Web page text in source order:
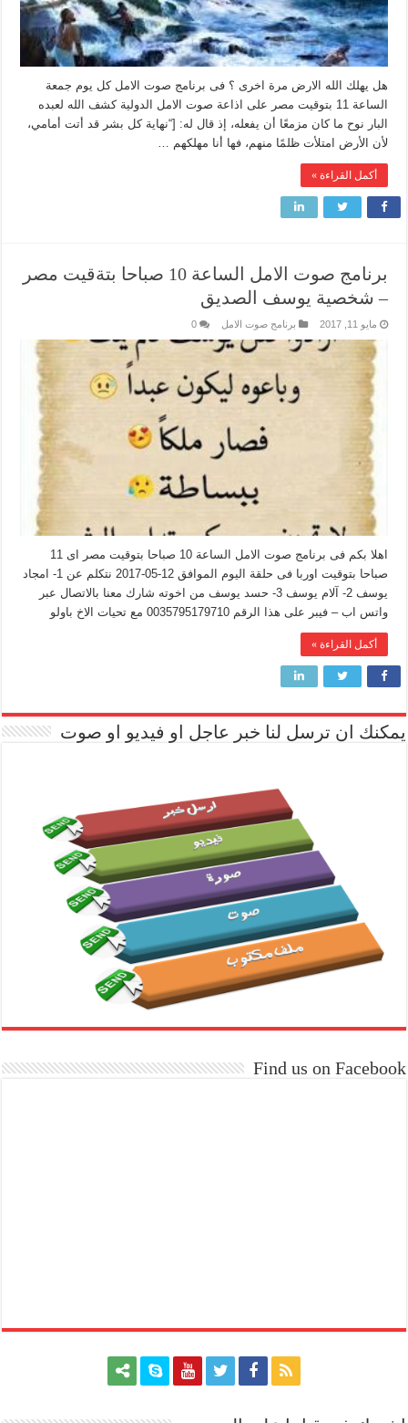
هل يهلك الله الارض مرة اخرى ؟ فى برنامج صوت الامل كل يوم جمعة
الساعة 11 بتوقيت مصر على اذاعة صوت الامل الدولية كشف الله لعبده
البار نوح ما كان مزمعًا أن يفعله، إذ قال له: [“نهاية كل بشر قد أتت أمامي،
لأن الأرض امتلأت ظلمًا منهم، فها أنا مهلكهم …
أكمل القراءة »
برنامج صوت الامل الساعة 10 صباحا بتةقيت مصر
– شخصية يوسف الصديق
مايو 11, 2017 برنامج صوت الامل 0
اهلا بكم فى برنامج صوت الامل الساعة 10 صباحا بتوقيت مصر اى 11
صباحا بتوقيت اوربا فى حلقة اليوم الموافق 12-05-2017 نتكلم عن 1- امجاد
يوسف 2- آلام يوسف 3- حسد يوسف من اخوته شارك معنا بالاتصال عبر
واتس اب – فيبر على هذا الرقم 0035795179710 مع تحيات الاخ باولو
أكمل القراءة »
يمكنك ان ترسل لنا خبر عاجل او فيديو او صوت
Find us on Facebook